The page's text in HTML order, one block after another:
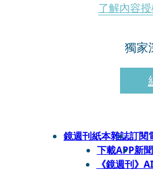
了解內容
獨家
鏡週刊紙本雜誌訂閱
下載APP新
《鏡週刊》